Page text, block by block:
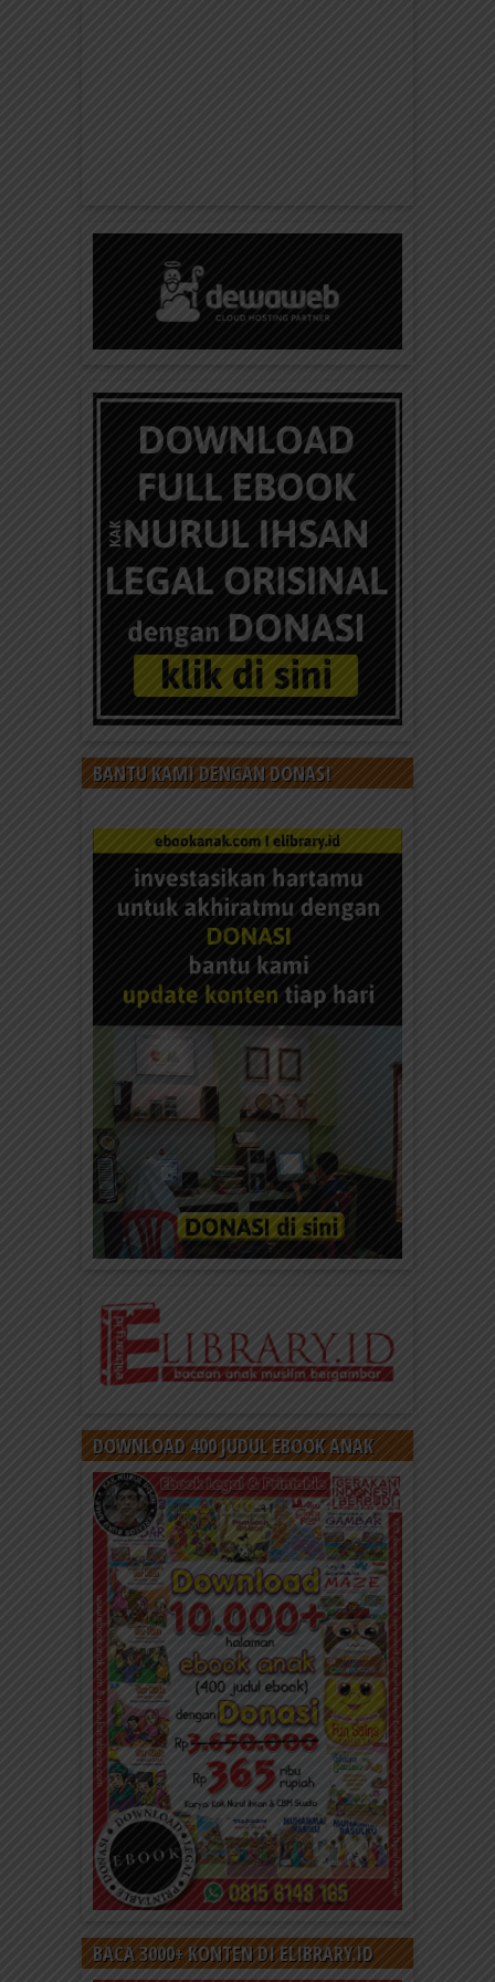
Valeri Polyakov Kosmonot Terlama
yang Tinggal di Antariksa
Valeri Vladimirovich Polyakov adalah seorang
kosmonot Rusia. Dia memegang rekor sebagai
orang terlama yang berada di antariksa...
Kenapa Umar bin Khattab Dijuluki Al
Faruq?
Umar bin Khattab bin Nafiel bin Abdul Uzza lahir di
Mekkah pada tahun 581. Umar bin Khattab...
Kenapa Khalifah Umar bin Abdul Aziz
Dijuluki Umar II?
yang bergelar Umar II. Umar bin Abdul Aziz bin...
Tsai Lun Sang Penemu Bahan Kertas
yang Disayang Kaisar Cina
Tsai Lun atau Cai Lun adalah penemu
Dinasti Han. Orang pertama...
Thomas Alva Edison Penemu
Terbesar di Dunia yang Gagal Belajar
di Sekolah
Thomas Alva Edison bisa disebut sebagai salah
satu penemu terbesar di dunia. Dia lahir di Milan,
Ohio,...
BANTU KAMI DENGAN DONASI
DOWNLOAD 400 JUDUL EBOOK ANAK
BACA 3000+ KONTEN DI ELIBRARY.ID